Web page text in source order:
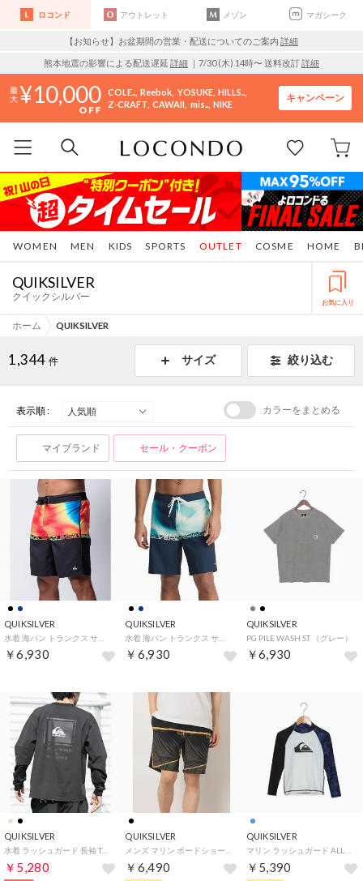
ロコンド アウトレット メゾン マガシーク
【お知らせ】お盆期間の営業・配送についてのご案内 詳細
熊本地震の影響による配送遅延 詳細 ｜7/30 (木) 14時〜 送料改訂詳細
10,000 COLE.. Reebok YOSUKE HILLS..
Z-CRAFT CAWAII mis.. NIKE
キャンペーン
WOMEN MEN KIDS SPORTS COSME HOME
OUTLET
QUIKSILVER
クイックシルバー お気に入り
ホーム QUIKSILVER
1,344 件 サイズ 絞り込む
表示順 : カラーをまとめる
マイブランド セール・クーポン
QUIKSILVER
￥6,930
QUIKSILVER
￥6,930
QUIKSILVER
PG PILE WASH ST （グレー）
￥6,930
QUIKSILVER
￥5,280
QUIKSILVER
￥6,490
QUIKSILVER
￥5,390